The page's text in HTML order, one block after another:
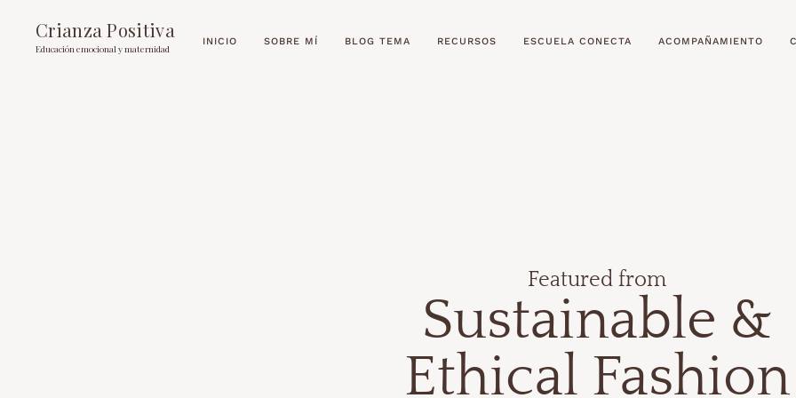
Crianza Positiva
Educación emocional y maternidad
INICIO SOBRE MÍ BLOG TEMA RECURSOS ESCUELA CONECTA ACOMPAÑAMIENTO
Featured from
Sustainable &
Ethical Fashion